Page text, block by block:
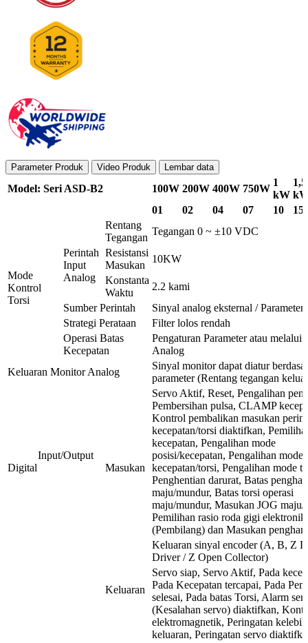
Parameter Produk Video Produk Lembar data
Model: Seri ASD-B2 100W 200W 400W 750W
1
kW
1,5
01
02 04 07 10 15
Mode
Kontrol
Torsi
Perintah
Input
Analog
Rentang
Tegangan
Tegangan 0 ~ ±10 VDC
Resistansi
Masukan
10KW
Konstanta
Waktu
2.2 kami
Sumber Perintah
Sinyal analog eksternal / Parameter
Strategi Perataan
Filter lolos rendah
Operasi Batas
Kecepatan
Pengaturan Parameter atau melalui
Analog
Keluaran Monitor Analog
Sinyal monitor dapat diatur
parameter (Rentang tegangan
Input/Output
Digital
Masukan
Servo Aktif, Reset, Pengalihan
Pembersihan pulsa, CLAMP
Kontrol pembalikan masukan
kecepatan/torsi diaktifkan,
kecepatan, Pengalihan mode
posisi/kecepatan, Pengalihan mode
kecepatan/torsi, Pengalihan mode
Penghentian darurat, Batas
maju/mundur, Batas torsi operasi
maju/mundur, Masukan JOG maju/
Pemilihan rasio roda gigi elektronik
(Pembilang) dan Masukan
Keluaran
Keluaran sinyal encoder (A, B, Z
Driver / Z Open Collector)
Servo siap, Servo Aktif, Pada
Pada Kecepatan tercapai, Pada
selesai, Pada batas Torsi, Alarm
(Kesalahan servo) diaktifkan,
elektromagnetik, Peringatan
keluaran, Peringatan servo